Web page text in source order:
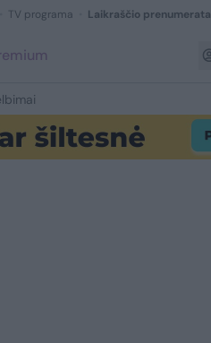
TV programa Laikraščio prenumerata